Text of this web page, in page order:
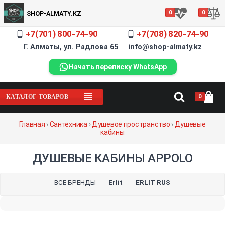
SHOP-ALMATY.KZ 0 0
+7(701) 800-74-90 +7(708) 820-74-90
Г. Алматы, ул. Радлова 65 info@shop-almaty.kz
Начать переписку WhatsApp
КАТАЛОГ ТОВАРОВ 0
Главная ›Сантехника › Душевое пространство › Душевые
кабины
ДУШЕВЫЕ КАБИНЫ APPOLO
ВСЕ БРЕНДЫ Erlit ERLIT RUS